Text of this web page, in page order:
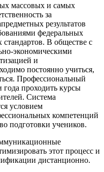
массовых и самых
за
результатов
федеральных
стандартов. В обществе с
экономическими
и
постоянно учиться,
Профессиональный
года проходить курсы
Система
условием
компетенций
подготовки учеников.
этот процесс и
дистанционно.